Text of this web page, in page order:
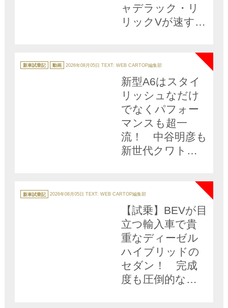
ャデラック・リ
リックVが速すぎ
テ
ゴ
新車試乗記 動画 2026年08月05日 TEXT: WEB CARTOP編集部
新型A6はスタイ
リッシュなだけ
でなくパフォー
マンスも超一
流！ 中谷明彦も
新世代クワトロ
カ
テ
ゴ
新車試乗記 2026年08月05日 TEXT: WEB CARTOP編集部
【試乗】BEVが目
立つ輸入車で貴
重なディーゼル
ハイブリッドの
セダン！ 完成
度も圧倒的な